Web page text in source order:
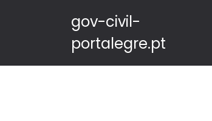
gov-civil-
portalegre.pt